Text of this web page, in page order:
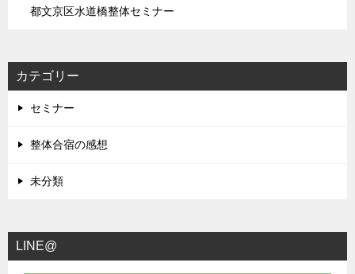
都文京区水道橋整体セミナー
カテゴリー
セミナー
整体合宿の感想
未分類
LINE@